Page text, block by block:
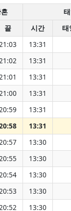
끝 시간
태
13:31
13:31
13:31
13:31
13:31
13:31
13:30
13:30
13:30
13:30
13:30